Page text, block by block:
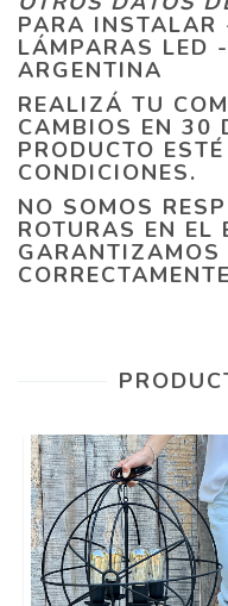
PARA INSTALAR
LÁMPARAS LED
ARGENTINA
REALIZÁ TU
CAMBIOS EN 30
PRODUCTO
CONDICIONES.
NO SOMOS
ROTURAS EN EL
GARANTIZAMOS